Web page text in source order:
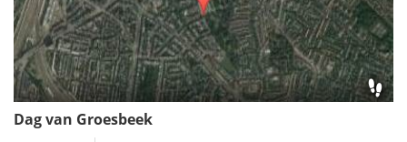
Dag van Groesbeek